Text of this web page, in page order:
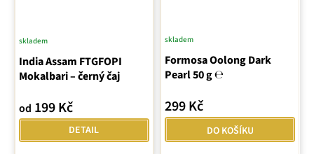
India Assam FTGFOPI
Mokalbari – černý čaj
Průměrné
hodnocení
produktu
5,0
5
skladem
od 199 Kč
DETAIL
Formosa Oolong Dark
Pearl 50 g ℮
skladem
299 Kč
DO KOŠÍKU